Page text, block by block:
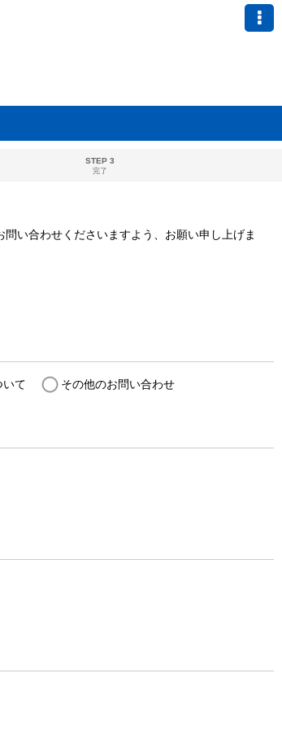
STEP 3
完了
い合わせくださいますよう、お願い申し上げま
いて その他のお問い合わせ